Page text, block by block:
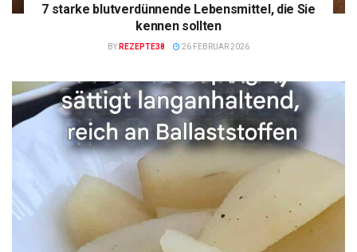
7 starke blutverdünnende Lebensmittel, die Sie
kennen sollten
BY REZEPTE38 26 FEBRUAR 2026